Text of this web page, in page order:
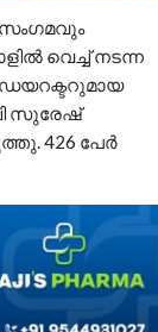
വെച്ച് നടന്ന
സുരേഷ്
426 പേർ